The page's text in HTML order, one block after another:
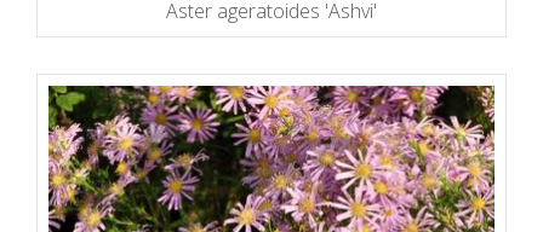
Aster ageratoides 'Ashvi'